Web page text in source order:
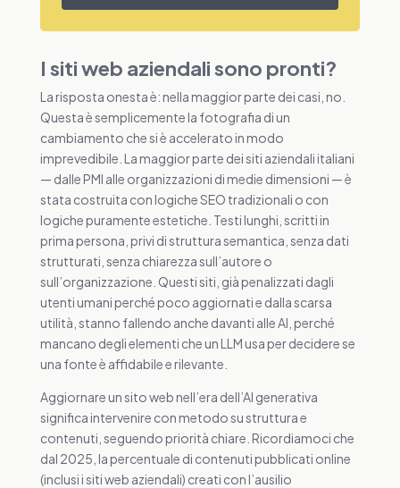
I siti web aziendali sono pronti?
La risposta onesta è: nella maggior parte dei casi, no.
Questa è semplicemente la fotografia di un
cambiamento che si è accelerato in modo
imprevedibile. La maggior parte dei siti aziendali italiani
— dalle PMI alle organizzazioni di medie dimensioni — è
stata costruita con logiche SEO tradizionali o con
logiche puramente estetiche. Testi lunghi, scritti in
prima persona, privi di struttura semantica, senza dati
strutturati, senza chiarezza sull’autore o
sull’organizzazione. Questi siti, già penalizzati dagli
utenti umani perché poco aggiornati e dalla scarsa
utilità, stanno fallendo anche davanti alle AI, perché
mancano degli elementi che un LLM usa per decidere se
una fonte è affidabile e rilevante.
Aggiornare un sito web nell’era dell’AI generativa
significa intervenire con metodo su struttura e
contenuti, seguendo priorità chiare. Ricordiamoci che
dal 2025, la percentuale di contenuti pubblicati online
(inclusi i siti web aziendali) creati con l’ausilio